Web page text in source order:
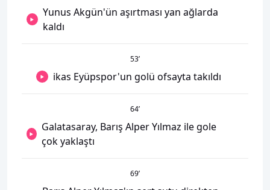
Yunus Akgün'ün aşırtması yan ağlarda
kaldı
53’
ikas Eyüpspor'un golü ofsayta takıldı
64’
Galatasaray, Barış Alper Yılmaz ile gole
çok yaklaştı
69’